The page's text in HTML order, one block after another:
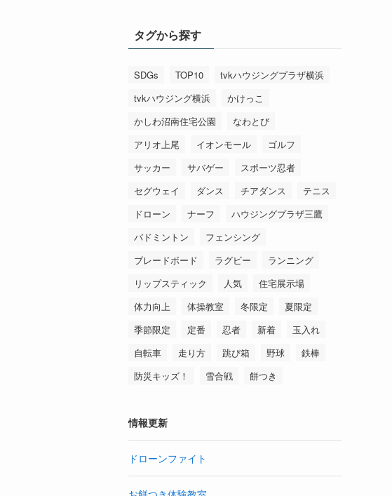
タグから探す
SDGs TOP10
tvkハウジングプラザ横浜
tvkハウジング横浜
かけっこ
かしわ沼南住宅公園
なわとび
アリオ上尾
イオンモール
ゴルフ
サッカー
サバゲー
スポーツ忍者
セグウェイ
ダンス チアダンス
テニス
ドローン
ナーフ
ハウジングプラザ三鷹
バドミントン
フェンシング
ブレードボード
ラグビー
ランニング
リップスティック
人気
住宅展示場
体力向上
体操教室 冬限定
夏限定
季節限定
定番 忍者 新着
玉入れ
自転車
走り方 跳び箱 野球
鉄棒
防災キッズ！
雪合戦 餅つき
情報更新
ドローンファイト